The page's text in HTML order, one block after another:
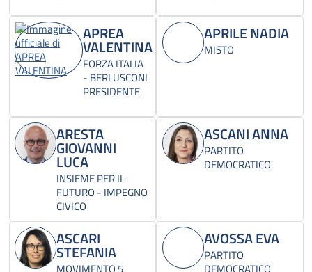
APREA
VALENTINA
FORZA ITALIA
- BERLUSCONI
PRESIDENTE
APRILE NADIA
MISTO
ARESTA
GIOVANNI
LUCA
INSIEME PER IL
FUTURO - IMPEGNO
CIVICO
ASCANI ANNA
PARTITO
DEMOCRATICO
ASCARI
STEFANIA
AVOSSA EVA
PARTITO